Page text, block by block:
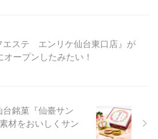
エステ エンリケ仙台東口店』が
オープンしたみたい！
台銘菓『仙臺サン
材をおいしくサン